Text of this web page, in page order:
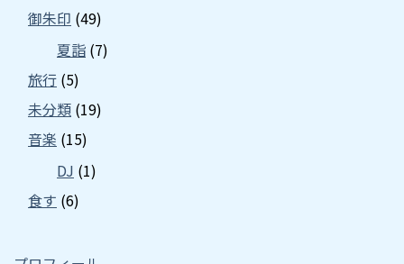
御朱印 (49)
夏詣 (7)
旅行 (5)
未分類 (19)
音楽 (15)
DJ (1)
食す (6)